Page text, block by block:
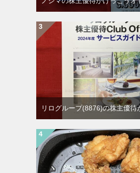
リログループ(8876)の株主優待